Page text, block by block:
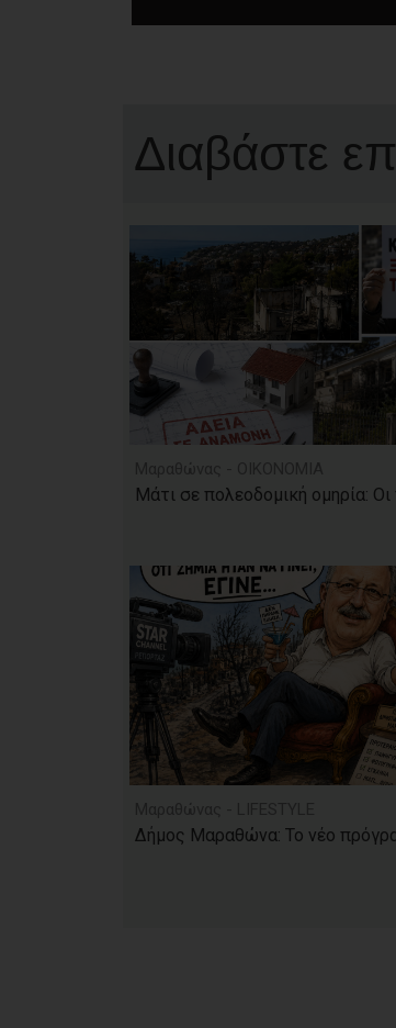
Διαβάστε
Μάτι σε πολεοδομική ομηρία: Οι
Δήμος Μαραθώνα: Το νέο